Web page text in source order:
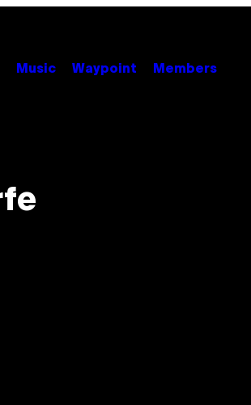
Music Waypoint Members